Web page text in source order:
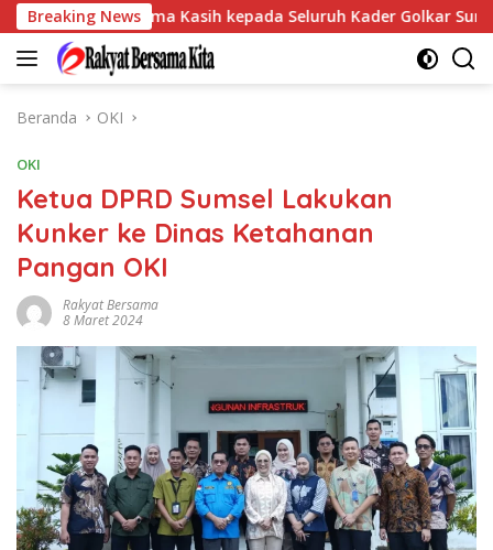
Langsung
ke
konten
Breaking News
Terima Kasih kepada Seluruh Kader Golkar Sumsel
Beranda OKI
OKI
Ketua DPRD Sumsel Lakukan
Kunker ke Dinas Ketahanan
Pangan OKI
Rakyat Bersama
8 Maret 2024